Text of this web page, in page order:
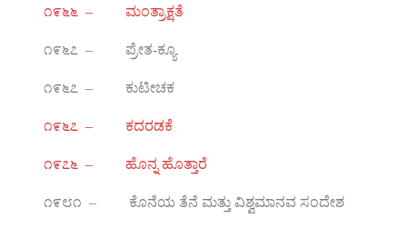
೧೯೬೬ – ಮಂತ್ರಾಕ್ಷತೆ
೧೯೬೭ – ಪ್ರೇತ-ಕ್ಯೂ
೧೯೬೭ – ಕುಟೀಚಕ
೧೯೬೭ – ಕದರಡಕೆ
೧೯೭೬ – ಹೊನ್ನ ಹೊತ್ತಾರೆ
೧೯೮೧ – ಕೊನೆಯ ತೆನೆ ಮತ್ತು ವಿಶ್ವಮಾನವ ಸಂದೇಶ